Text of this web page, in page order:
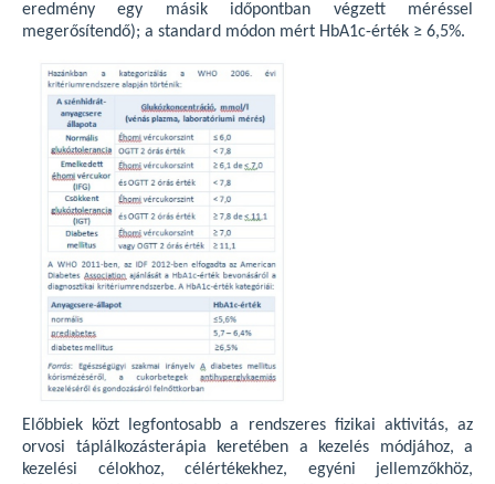
eredmény egy másik időpontban végzett méréssel
megerősítendő); a standard módon mért HbA1c-érték ≥ 6,5%.
Előbbiek közt legfontosabb a rendszeres fizikai aktivitás, az
orvosi táplálkozásterápia keretében a kezelés módjához, a
kezelési célokhoz, célértékekhez, egyéni jellemzőkhöz,